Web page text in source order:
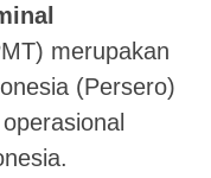
merupakan
(Persero)